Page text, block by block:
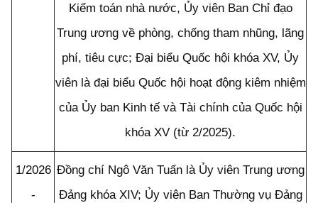
Kiểm toán nhà nước, Ủy viên Ban Chỉ đạo
Trung ương về phòng, chống tham nhũng, lãng
phí, tiêu cực; Đại biểu Quốc hội khóa XV, Ủy
viên là đại biểu Quốc hội hoạt động kiêm nhiệm
của Ủy ban Kinh tế và Tài chính của Quốc hội
khóa XV (từ 2/2025).
1/2026
-
Đồng chí Ngô Văn Tuấn là Ủy viên Trung ương
Đảng khóa XIV; Ủy viên Ban Thường vụ Đảng